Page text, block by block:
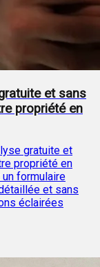
et sans
propriété en
gratuite et
propriété en
formulaire
et sans
éclairées